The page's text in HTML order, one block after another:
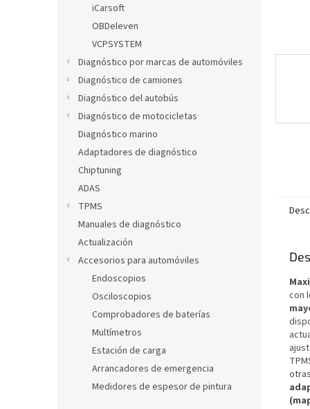
iCarsoft
OBDeleven
VCPSYSTEM
Diagnóstico por marcas de automóviles
Diagnóstico de camiones
Diagnóstico del autobús
Diagnóstico de motocicletas
Diagnóstico marino
Adaptadores de diagnóstico
Chiptuning
ADAS
TPMS
Manuales de diagnóstico
Actualización
Accesorios para automóviles
Endoscopios
Osciloscopios
Comprobadores de baterías
Multímetros
Estación de carga
Arrancadores de emergencia
Medidores de espesor de pintura
con